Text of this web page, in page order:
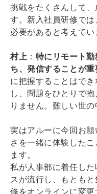
挑戦をたくさんして
す。新入社員研修で
必要があると考えてい
村上 ： 特にリモート
ち、発信することが重
に把握することはで
し、問題をひとりで
りません。難しい世
実はアルーに今回お
さを一緒に体験した
ます。
私が人事部に着任し
スが流行し、もとも
修をオンラインに変